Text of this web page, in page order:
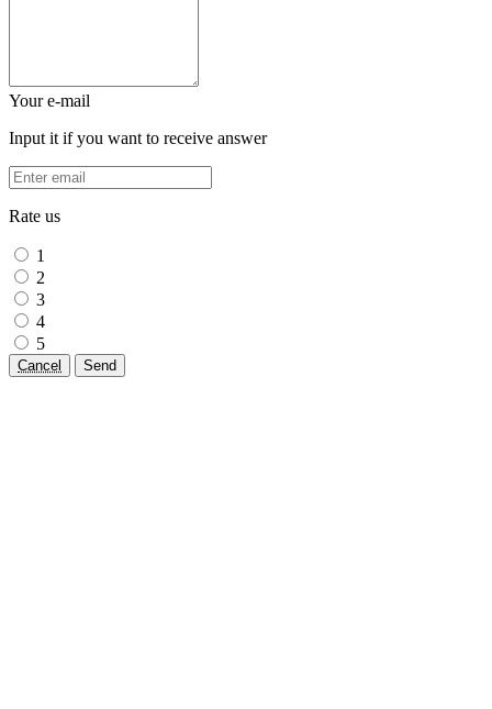
Your e-mail
Input it if you want to receive answer
Rate us
1
2
3
4
5
Cancel Send